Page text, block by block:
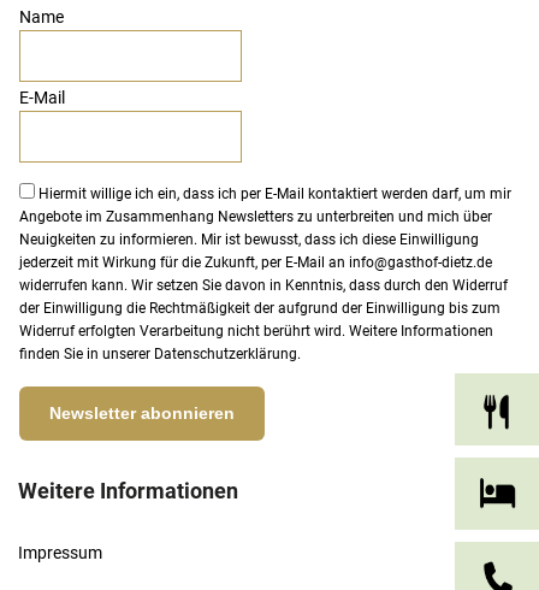
Name
E-Mail
Hiermit willige ich ein, dass ich per E-Mail kontaktiert werden darf, um mir
Angebote im Zusammenhang Newsletters zu unterbreiten und mich über
Neuigkeiten zu informieren. Mir ist bewusst, dass ich diese Einwilligung
jederzeit mit Wirkung für die Zukunft, per E-Mail an info@gasthof-dietz.de
widerrufen kann. Wir setzen Sie davon in Kenntnis, dass durch den Widerruf
der Einwilligung die Rechtmäßigkeit der aufgrund der Einwilligung bis zum
Widerruf erfolgten Verarbeitung nicht berührt wird. Weitere Informationen
finden Sie in unserer Datenschutzerklärung.
Weitere Informationen
Impressum